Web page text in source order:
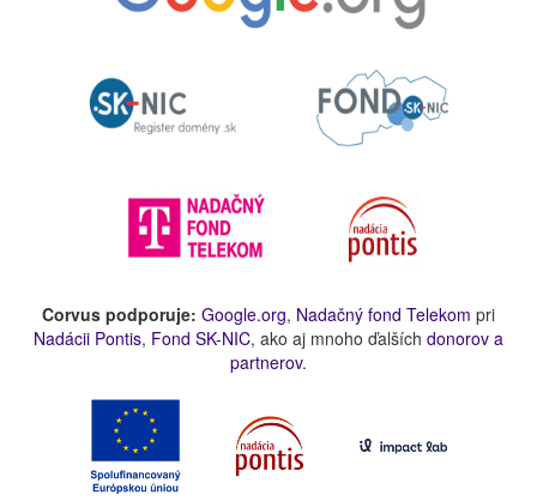
Corvus podporuje: Google.org, Nadačný fond Telekom pri
Nadácii Pontis, Fond SK-NIC, ako aj mnoho ďalších donorov a
partnerov.